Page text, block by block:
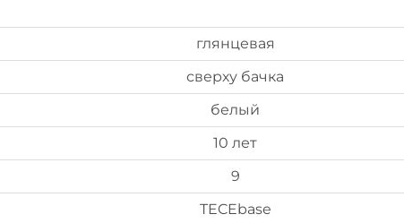
глянцевая
сверху бачка
белый
10 лет
9
TECEbase